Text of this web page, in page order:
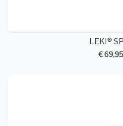
LEKI®
€ 69,95